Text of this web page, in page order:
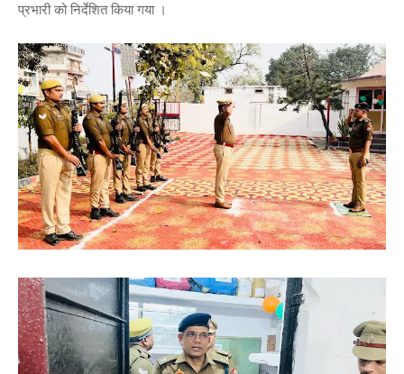
प्रभारी को निर्देशित किया गया ।